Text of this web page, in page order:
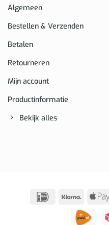
Algemeen
Bestellen & Verzenden
Betalen
Retourneren
Mijn account
Productinformatie
Bekijk alles
IDeal Klarna